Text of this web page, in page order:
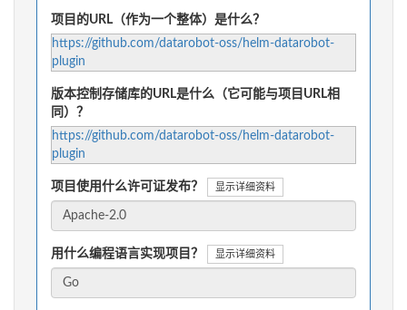
项目的URL（作为一个整体）是什么？
https://github.com/datarobot-oss/helm-datarobot-
plugin
版本控制存储库的URL是什么（它可能与项目URL相
同）？
https://github.com/datarobot-oss/helm-datarobot-
plugin
项目使用什么许可证发布？ 显示详细资料
用什么编程语言实现项目？ 显示详细资料